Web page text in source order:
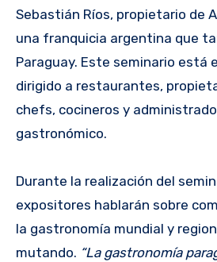
Sebastián Ríos, propietario de
una franquicia argentina que
Paraguay. Este seminario está
dirigido a restaurantes,
chefs, cocineros y
gastronómico.
Durante la realización del
expositores hablarán sobre
la gastronomía mundial y
mutando. “La gastronomía